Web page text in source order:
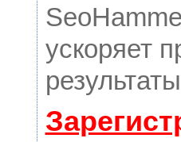
ускоряет